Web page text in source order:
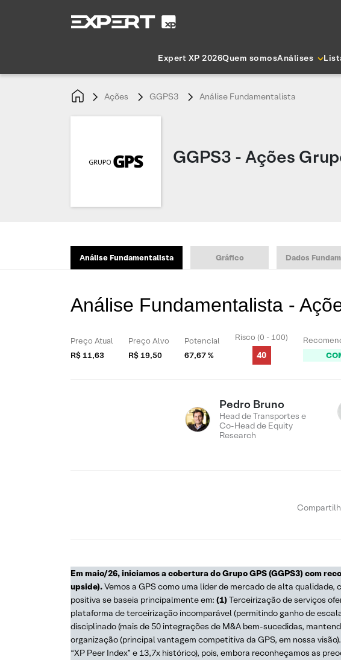
Expert XP 2026Quem somosAnálises
Ações GGPS3 Análise Fundamentalista
GGPS3 - Ações
Análise Fundamentalista Gráfico Dados
Análise Fundamentalista -
Preço Atual
R$ 11,63
Preço Alvo
R$ 19,50
Potencial
67,67 %
Risco (0 - 100)
40
Pedro Bruno
Head de Transportes e
Co-Head de Equity
Research
Em maio/26, iniciamos a cobertura do Grupo GPS (GGPS3) com
upside).Vemos a GPS como uma líder de mercado de alta
positiva se baseia principalmente em: (1)Terceirização de serviços
plataforma de terceirização incomparável (permitindo ganho de
disciplinado (mais de 50 integrações de M&A bem-sucedidas,
organização (principal vantagem competitiva da GPS, em nossa visão).
“XP Peer Index” e 13,7x histórico), pois, embora reconheçamos as